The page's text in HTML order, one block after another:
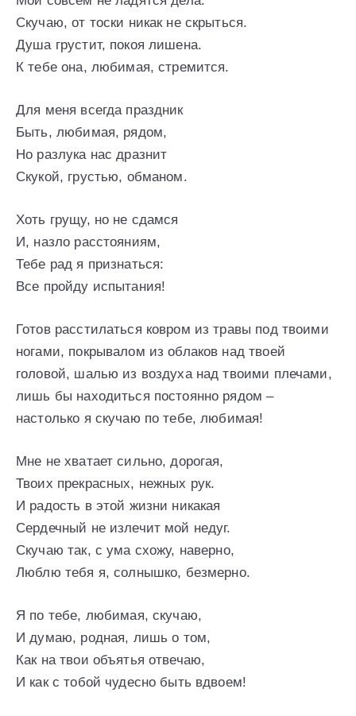
Скучаю, от тоски никак не скрыться.
Душа грустит, покоя лишена.
К тебе она, любимая, стремится.
Для меня всегда праздник
Быть, любимая, рядом,
Но разлука нас дразнит
Скукой, грустью, обманом.
Хоть грущу, но не сдамся
И, назло расстояниям,
Тебе рад я признаться:
Все пройду испытания!
Готов расстилаться ковром из травы под твоими
ногами, покрывалом из облаков над твоей
головой, шалью из воздуха над твоими плечами,
лишь бы находиться постоянно рядом –
настолько я скучаю по тебе, любимая!
Мне не хватает сильно, дорогая,
Твоих прекрасных, нежных рук.
И радость в этой жизни никакая
Сердечный не излечит мой недуг.
Скучаю так, с ума схожу, наверно,
Люблю тебя я, солнышко, безмерно.
Я по тебе, любимая, скучаю,
И думаю, родная, лишь о том,
Как на твои объятья отвечаю,
И как с тобой чудесно быть вдвоем!